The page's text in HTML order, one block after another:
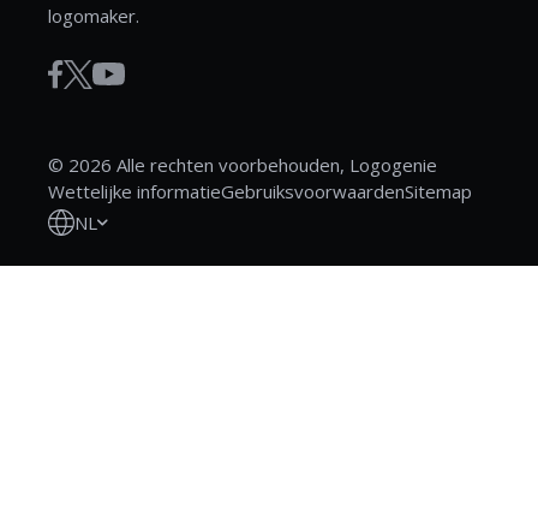
logomaker.
© 2026 Alle rechten voorbehouden, Logogenie
Wettelijke informatieGebruiksvoorwaardenSitemap
NL